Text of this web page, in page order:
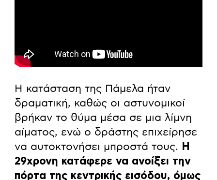
Η κατάσταση της Πάμελα ήταν
δραματική, καθώς οι αστυνομικοί
βρήκαν το θύμα μέσα σε μια λίμνη
αίματος, ενώ ο δράστης επιχείρησε
να αυτοκτονήσει μπροστά τους.
Η
29χρονη κατάφερε να ανοίξει την
πόρτα της κεντρικής εισόδου, όμως